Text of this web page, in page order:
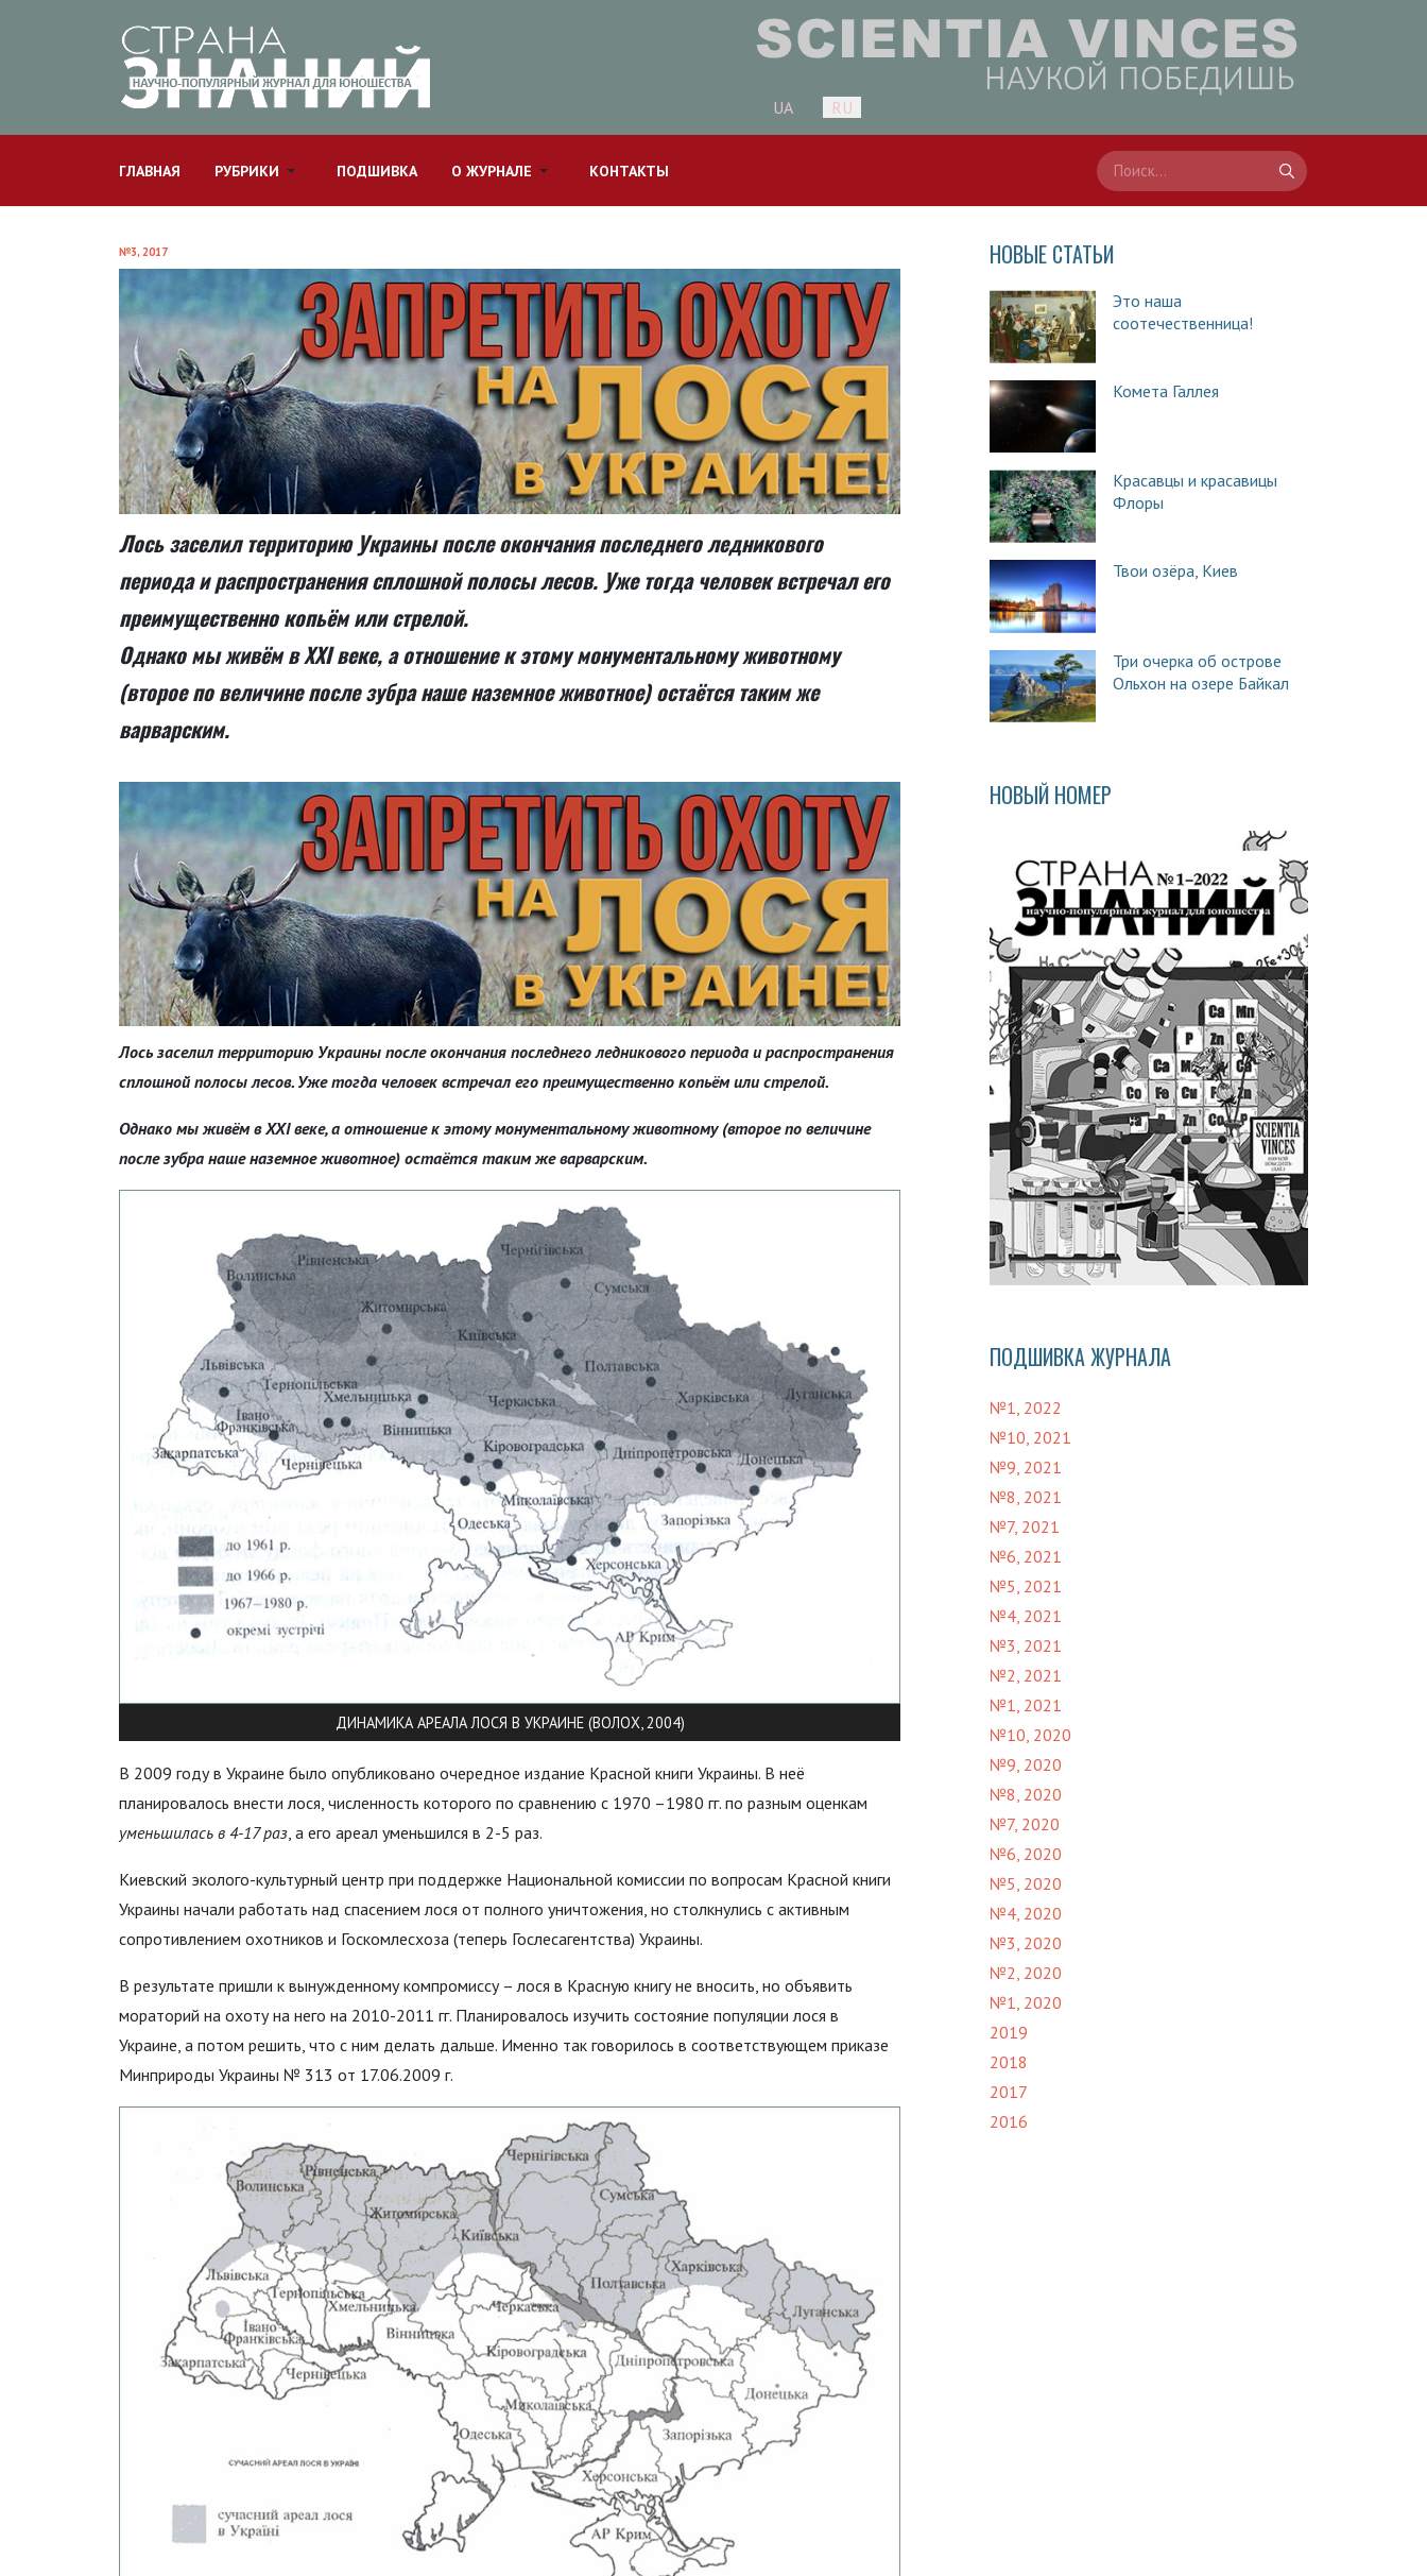
Выберите язык
UA RU
ГЛАВНАЯ РУБРИКИ ПОДШИВКА О ЖУРНАЛЕ КОНТАКТЫ
№3, 2017
Лось заселил территорию Украины после окончания последнего ледникового
периода и распространения сплошной полосы лесов. Уже тогда человек встречал его
преимущественно копьём или стрелой.
Однако мы живём в XXI веке, а отношение к этому монументальному животному
(второе по величине после зубра наше наземное животное) остаётся таким же
варварским.
Лось заселил территорию Украины после окончания последнего ледникового периода и распространения
сплошной полосы лесов. Уже тогда человек встречал его преимущественно копьём или стрелой.
Однако мы живём в XXI веке, а отношение к этому монументальному животному (второе по величине
после зубра наше наземное животное) остаётся таким же варварским.
ДИНАМИКА АРЕАЛА ЛОСЯ В УКРАИНЕ (ВОЛОХ, 2004)
В 2009 году в Украине было опубликовано очередное издание Красной книги Украины. В неё
планировалось внести лося, численность которого по сравнению с 1970 –1980 гг. по разным оценкам
уменьшилась в 4-17 раз , а его ареал уменьшился в 2-5 раз.
Киевский эколого-культурный центр при поддержке Национальной комиссии по вопросам Красной книги
Украины начали работать над спасением лося от полного уничтожения, но столкнулись с активным
сопротивлением охотников и Госкомлесхоза (теперь Гослесагентства) Украины.
В результате пришли к вынужденному компромиссу – лося в Красную книгу не вносить, но объявить
мораторий на охоту на него на 2010-2011 гг. Планировалось изучить состояние популяции лося в
Украине, а потом решить, что с ним делать дальше. Именно так говорилось в соответствующем приказе
Минприроды Украины № 313 от 17.06.2009 г.
НОВЫЕ СТАТЬИ
Это наша
соотечественница!
Комета Галлея
Красавцы и красавицы
Флоры
Твои озёра, Киев
Три очерка об острове
Ольхон на озере Байкал
НОВЫЙ НОМЕР
ПОДШИВКА ЖУРНАЛА
№1, 2022
№10, 2021
№9, 2021
№8, 2021
№7, 2021
№6, 2021
№5, 2021
№4, 2021
№3, 2021
№2, 2021
№1, 2021
№10, 2020
№9, 2020
№8, 2020
№7, 2020
№6, 2020
№5, 2020
№4, 2020
№3, 2020
№2, 2020
№1, 2020
2019
2018
2017
2016